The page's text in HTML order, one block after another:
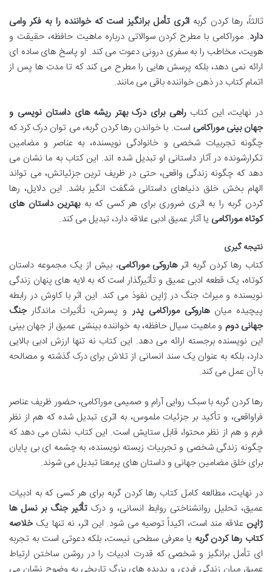
ثالثاً، رها کردن گربه اثری تأمل برانگیز است که خواننده را به فکر وامی
دارد. موراکامی با مطرح کردن سوالاتی درباره ماهیت حافظه، حقیقت و
هویت، مخاطب را به سفری درونی دعوت می کند. او پاسخ های ساده ای
ارائه نمی دهد، بلکه پرسش هایی را مطرح می کند که تا مدت ها پس از
اتمام کتاب در ذهن خواننده باقی می مانند.
در نهایت، این کتابراهی برای درک بهتر ریشه های داستان نویسی و
جهان بینی موراکامی است. با خواندن رها کردن گربه، می توان درک کرد که
چگونه تجربیات شخصی و خانوادگی نویسنده، به عناصر و مضامین
تکرارشونده در آثار داستانی او تبدیل شده اند. این کتاب به ما نشان می
دهد که چگونه زندگی واقعی، حتی در ظریف ترین جزئیاتش، می تواند
الهام بخش خلق دنیاهای داستانی شگفت انگیز باشد. این دلایل، رها
کردن گربه را به اثری ضروری برای هر کسی که بهبهترین داستان های
کوتاه موراکامی یا آثار عمیق ادبی علاقه دارد، تبدیل می کند.
نتیجه گیری
کتاب رها کردن گربه اثرهاروکی موراکامی، بیش از یک مجموعه داستان
کوتاه، یک قطعه ادبی عمیق و تأثیرگذار است که به لایه های پنهان زندگی
نویسنده و میراث جنگ در ژاپن نفوذ می کند. این اثر با کاوش در رابطه
پیچیده میانهاروکی موراکامی پدرو پسرش، تأثیرات ماندگارجنگ
جهانی دوم و ماهیت سیال حافظه، به خواننده بینشی عمیق از جهان بینی
این نویسنده برجسته ارائه می دهد. این کتاب نه تنها ارزش ادبی بالایی
دارد، بلکه به عنوان یک سند انسانی از تلاش برای درک گذشته و مصالحه
با آن عمل می کند.
رها کردن گربه با سبک روایی آرام و صمیمی موراکامی، حضور ظریف عناصر
فراواقعی، و تأکید بر جزئیات ملموس، به اثری تبدیل شده که هم از نظر
فرم و هم از نظر محتوا، قابل ستایش است. این کتاب نشان می دهد که
چگونه زندگی شخصی و تجربیات زیسته نویسنده، به چشمه ای بی پایان
برای خلق مضامین جهانی و داستان های پرمعنا تبدیل می شوند.
در نهایت، مطالعه کامل کتاب رها کردن گربه برای هر کسی که به ادبیات
عمیق، تحلیل روانشناختی روابط انسانی، و درک تأثیر جنگ بر نسل ها
ژاپن علاقه مند است، اکیداً توصیه می شود. این اثر، نه تنها یکخلاصه
کتاب رها کردن گربه یا معرفی سطحی نیست، بلکه دعوتی است به تجربه
ای تأمل برانگیز و شخصی که قدرت ادبیات را در روشن ساختن ارتباط